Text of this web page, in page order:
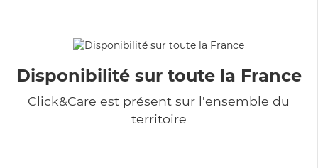
Disponibilité sur toute la France
Click&Care est présent sur l'ensemble du
territoire